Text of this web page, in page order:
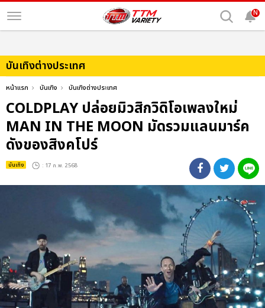
N
บันเทิงต่างประเทศ
หน้าแรก บันเทิง บันเทิงต่างประเทศ
COLDPLAY ปล่อยมิวสิกวิดิโอเพลงใหม่
MAN IN THE MOON มัดรวมแลนมาร์ค
ดังของสิงคโปร์
บันเทิง : 17 ก.พ. 2568